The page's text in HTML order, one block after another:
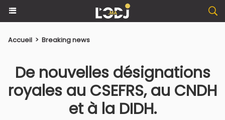
Accueil > Breaking news
De nouvelles désignations
royales au CSEFRS, au CNDH
et à la DIDH.